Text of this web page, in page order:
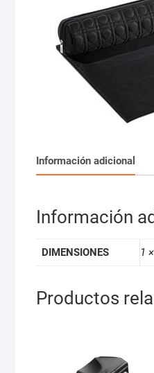
Información adicional
Información
DIMENSIONES 1
Productos